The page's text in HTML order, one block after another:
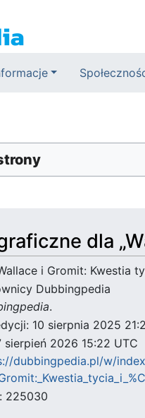
dla
i Gromit: Kwestia
Dubbingpedia
.
10 sierpnia 2025
sierpień 2026 15:22 UTC
dubbingpedia.pl/w/
225030